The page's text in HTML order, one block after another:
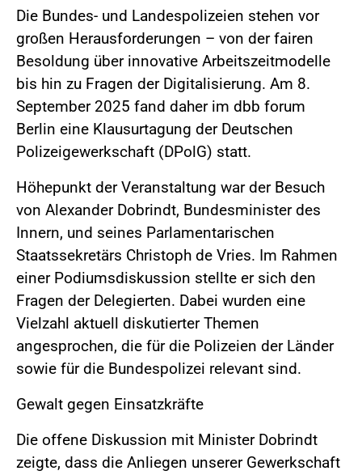
Die Bundes- und Landespolizeien stehen vor
großen Herausforderungen – von der fairen
Besoldung über innovative Arbeitszeitmodelle
bis hin zu Fragen der Digitalisierung. Am 8.
September 2025 fand daher im dbb forum
Berlin eine Klausurtagung der Deutschen
Polizeigewerkschaft (DPolG) statt.
Höhepunkt der Veranstaltung war der Besuch
von Alexander Dobrindt, Bundesminister des
Innern, und seines Parlamentarischen
Staatssekretärs Christoph de Vries. Im Rahmen
einer Podiumsdiskussion stellte er sich den
Fragen der Delegierten. Dabei wurden eine
Vielzahl aktuell diskutierter Themen
angesprochen, die für die Polizeien der Länder
sowie für die Bundespolizei relevant sind.
Gewalt gegen Einsatzkräfte
Die offene Diskussion mit Minister Dobrindt
zeigte, dass die Anliegen unserer Gewerkschaft